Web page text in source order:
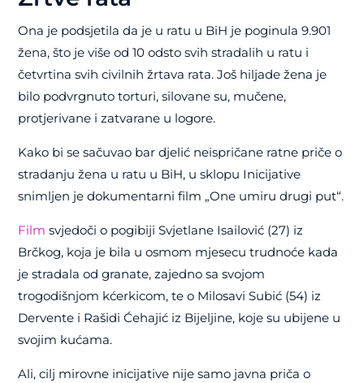
Ona je podsjetila da je u ratu u BiH je poginula 9.901
žena, što je više od 10 odsto svih stradalih u ratu i
četvrtina svih civilnih žrtava rata. Još hiljade žena je
bilo podvrgnuto torturi, silovane su, mučene,
protjerivane i zatvarane u logore.
Kako bi se sačuvao bar djelić neispričane ratne priče o
stradanju žena u ratu u BiH, u sklopu Inicijative
snimljen je dokumentarni film „One umiru drugi put“.
Filmsvjedoči o pogibiji Svjetlane Isailović (27) iz
Brčkog, koja je bila u osmom mjesecu trudnoće kada
je stradala od granate, zajedno sa svojom
trogodišnjom kćerkicom, te o Milosavi Subić (54) iz
Dervente i Rašidi Ćehajić iz Bijeljine, koje su ubijene u
svojim kućama.
Ali, cilj mirovne inicijative nije samo javna priča o